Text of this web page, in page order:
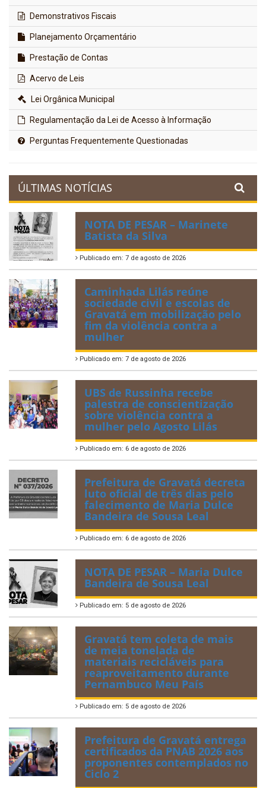
Demonstrativos Fiscais
Planejamento Orçamentário
Prestação de Contas
Acervo de Leis
Lei Orgânica Municipal
Regulamentação da Lei de Acesso à Informação
Perguntas Frequentemente Questionadas
ÚLTIMAS NOTÍCIAS
NOTA DE PESAR – Marinete
Batista da Silva
Publicado em: 7 de agosto de 2026
Caminhada Lilás reúne
sociedade civil e escolas de
Gravatá em mobilização pelo
fim da violência contra a
mulher
Publicado em: 7 de agosto de 2026
UBS de Russinha recebe
palestra de conscientização
sobre violência contra a
mulher pelo Agosto Lilás
Publicado em: 6 de agosto de 2026
Prefeitura de Gravatá decreta
luto oficial de três dias pelo
falecimento de Maria Dulce
Bandeira de Sousa Leal
Publicado em: 6 de agosto de 2026
NOTA DE PESAR – Maria Dulce
Bandeira de Sousa Leal
Publicado em: 5 de agosto de 2026
Gravatá tem coleta de mais
de meia tonelada de
materiais recicláveis para
reaproveitamento durante
Pernambuco Meu País
Publicado em: 5 de agosto de 2026
Prefeitura de Gravatá entrega
certificados da PNAB 2026 aos
proponentes contemplados no
Ciclo 2